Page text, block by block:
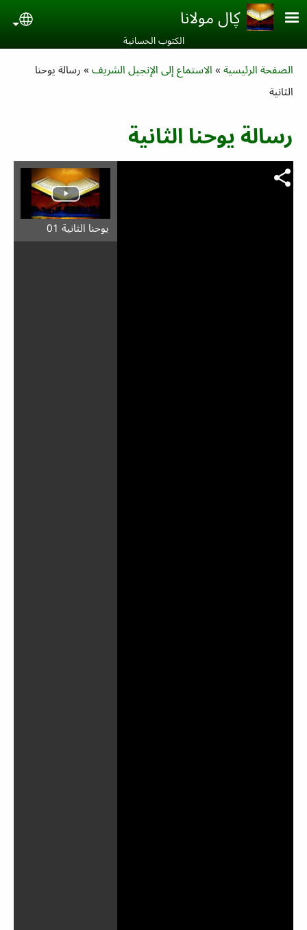
Skip to main content
ڮال مولانا
الكتوب الحسانية‎
Breadcrumb
الصفحة الرئيسية الاستماع إلى الإنجيل الشريف
رسالة یوحنا
الثانية
رسالة یوحنا الثانية
يوحنا الثانية 01